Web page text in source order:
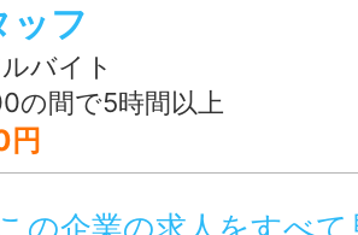
クがある方や事務未経験の
ッフ
バイト
の間で5時間以上
円
この企業の求人をすべて